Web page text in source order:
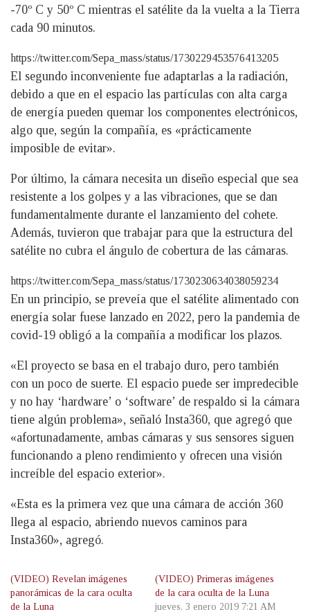
-70º C y 50º C mientras el satélite da la vuelta a la Tierra
cada 90 minutos.
https://twitter.com/Sepa_mass/status/1730229453576413205
El segundo inconveniente fue adaptarlas a la radiación,
debido a que en el espacio las partículas con alta carga
de energía pueden quemar los componentes electrónicos,
algo que, según la compañía, es «prácticamente
imposible de evitar».
Por último, la cámara necesita un diseño especial que sea
resistente a los golpes y a las vibraciones, que se dan
fundamentalmente durante el lanzamiento del cohete.
Además, tuvieron que trabajar para que la estructura del
satélite no cubra el ángulo de cobertura de las cámaras.
https://twitter.com/Sepa_mass/status/1730230634038059234
En un principio, se preveía que el satélite alimentado con
energía solar fuese lanzado en 2022, pero la pandemia de
covid-19 obligó a la compañía a modificar los plazos.
«El proyecto se basa en el trabajo duro, pero también
con un poco de suerte. El espacio puede ser impredecible
y no hay ‘hardware’ o ‘software’ de respaldo si la cámara
tiene algún problema», señaló Insta360, que agregó que
«afortunadamente, ambas cámaras y sus sensores siguen
funcionando a pleno rendimiento y ofrecen una visión
increíble del espacio exterior».
«Esta es la primera vez que una cámara de acción 360
llega al espacio, abriendo nuevos caminos para
Insta360», agregó.
(VIDEO) Revelan imágenes
panorámicas de la cara oculta
de la Luna
(VIDEO) Primeras imágenes
de la cara oculta de la Luna
jueves, 3 enero 2019 7:21 AM